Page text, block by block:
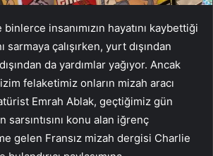
insanımızın hayatını kaybettiği
sarmaya çalışırken, yurt dışından
da yardımlar yağıyor. Ancak
felaketimiz onların mizah aracı
Emrah Ablak, geçtiğimiz gün
sarsıntısını konu alan iğrenç
gelen Fransız mizah dergisi Charlie